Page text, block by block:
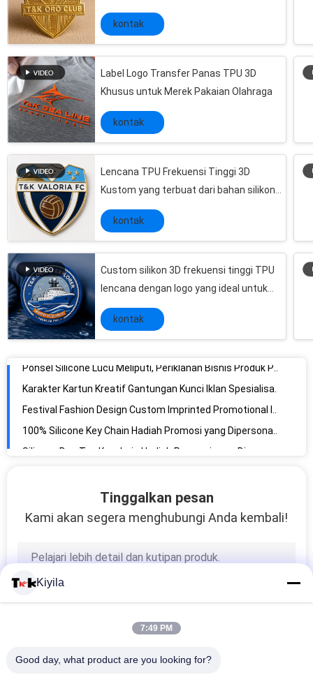
dipersonalisasi, sempurna untuk
branding pakaian yang tahan lama dan
patch
kontak
Label Logo Transfer Panas TPU 3D
Khusus untuk Merek Pakaian Olahraga
kontak
Lencana TPU Frekuensi Tinggi 3D
Kustom yang terbuat dari bahan silikon
menampilkan logo yang dipersonalisasi
yang dirancang untuk branding pakaian
yang tahan lama
kontak
Custom silikon 3D frekuensi tinggi TPU
lencana dengan logo yang ideal untuk
pakaian branding dan aplikasi tambalan
pakaian tahan lama
kontak
Non - Slip Tape Customiezd 3D Rubber Patches Silk Screen Printing On Woven Tape
Dikepang Technics Tali tali elastis, String Gelang Stretchy OEM / ODM
Elang Tali Elastis Berwarna Elastis Berikat Tali Elastis Tinggi
Kabel elastis hitam ramah lingkungan 2mm, kabel elastis peregangan untuk pakaian
100% Silicone Key Chain Hadiah Promosi yang Dipersonalisasi Fashionable
Silicone Dog Tag Keychain Hadiah Promosi yang Dipersonalisasi Logo Berutang Non-Beracun
Pemegang kunci pvc gaya klasik 3d kunci pvc 2d pvc keyring
Produk Promosi Bisnis yang Dipersonalisasi, Koper Koper Koper Tag ID Pemegang
Tinggalkan pesan
Kami akan segera menghubungi Anda kembali!
Kiyila
7:49 PM
Good day, what product are you looking for?